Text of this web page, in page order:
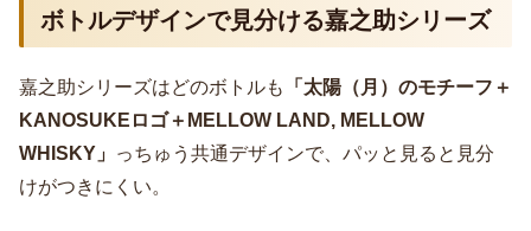
ボトルデザインで見分ける嘉之助シリーズ
嘉之助シリーズはどのボトルも
「太陽（月）のモチーフ＋
KANOSUKEロゴ＋MELLOW LAND, MELLOW
WHISKY」 っちゅう共通デザインで、パッと見ると見分
けがつきにくい。